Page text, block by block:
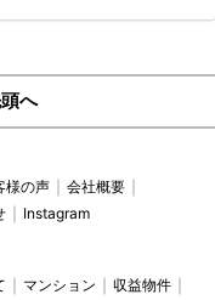
へ
様の声
会社概要
Instagram
マンション
収益物件